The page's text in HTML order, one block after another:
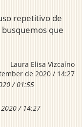
repetitivo de
que
Laura Elisa Vizcaíno
de 2020 / 14:27
/ 01:55
2020 / 14:27